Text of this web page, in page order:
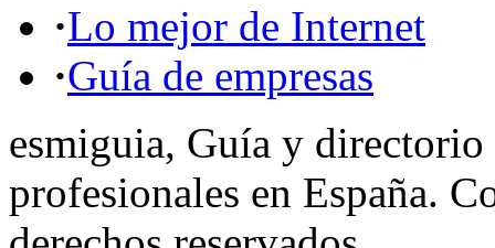
·Lo mejor de Internet
·Guía de empresas
esmiguia, Guía y directorio
profesionales en España.